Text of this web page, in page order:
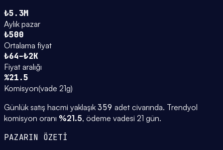
₺5.3M
Aylık pazar
₺500
Ortalama fiyat
₺64–₺2K
Fiyat aralığı
%21.5
Komisyon(vade 21g)
Günlük satış hacmi yaklaşık 359 adet civarında. Trendyol
komisyon oranı %21.5, ödeme vadesi 21 gün.
PAZARIN ÖZETİ